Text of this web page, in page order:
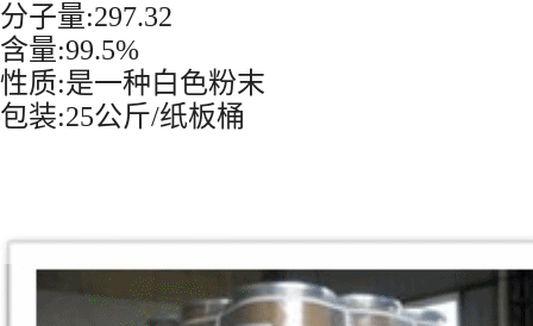
分子量:297.32
含量:99.5%
性质:是一种白色粉末
包装:25公斤/纸板桶